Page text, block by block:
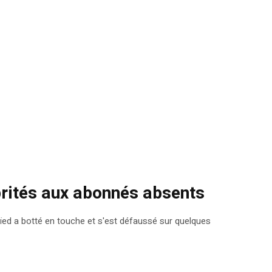
aux abonnés absents
a botté en touche et s'est défaussé sur quelques